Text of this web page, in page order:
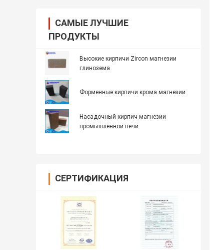
САМЫЕ ЛУЧШИЕ
ПРОДУКТЫ
Высокие кирпичи Zircon магнезии
глинозема
Форменные кирпичи крома магнезии
Насадочный кирпич магнезии
промышленной печи
СЕРТИФИКАЦИЯ